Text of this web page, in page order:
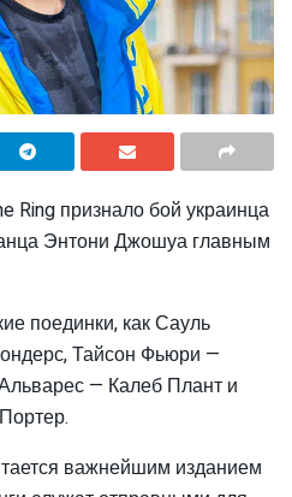
Ring признало бой украинца
Энтони Джошуа главным
поединки, как Сауль
Тайсон Фьюри —
— Калеб Плант и
важнейшим изданием